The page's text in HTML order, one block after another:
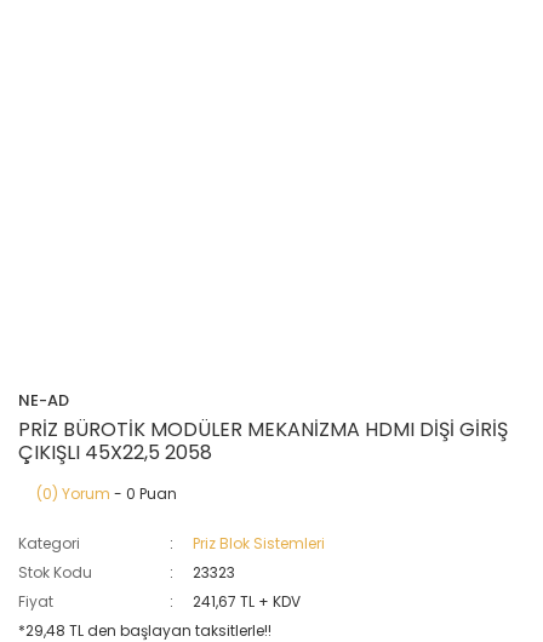
NE-AD
PRİZ BÜROTİK MODÜLER MEKANİZMA HDMI DİŞİ GİRİŞ
ÇIKIŞLI 45X22,5 2058
(0) Yorum - 0 Puan
Kategori
Priz Blok Sistemleri
Stok Kodu
23323
Fiyat
241,67 TL + KDV
*29,48 TL den başlayan taksitlerle!!